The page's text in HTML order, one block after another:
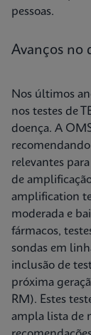
pessoas.
Avanços no
Nos últimos
nos testes de
doença. A
relevantes
de
amplification
moderada e
fármacos,
sondas em
inclusão de
próxima
RM). Estes
ampla lista de